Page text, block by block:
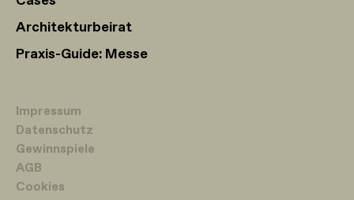
Architekturbeirat
Praxis-Guide: Messe
Impressum
Datenschutz
Gewinnspiele
AGB
Cookies